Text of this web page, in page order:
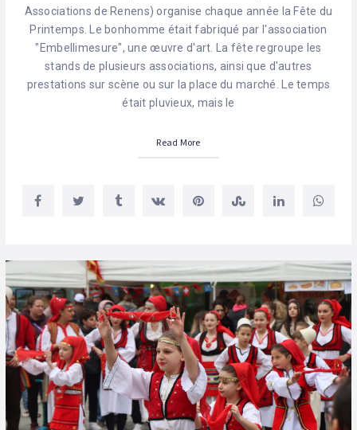
Associations de Renens) organise chaque année la Fête du
Printemps. Le bonhomme était fabriqué par l'association
"Embellimesure", une œuvre d'art. La fête regroupe les
stands de plusieurs associations, ainsi que d'autres
prestations sur scène ou sur la place du marché. Le temps
était pluvieux, mais le
Read More